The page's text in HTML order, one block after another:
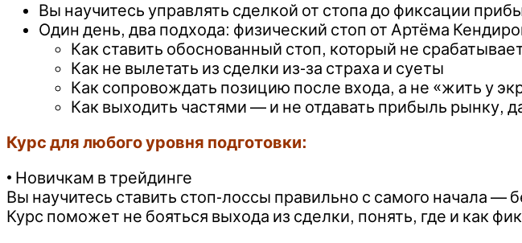
Вы научитесь управлять сделкой от стопа до фиксации
Один день, два подхода: физический стоп от Артёма
Как ставить обоснованный стоп, который не
Как не вылетать из сделки из-за страха и суеты
Как сопровождать позицию после входа, а не «жить у
Как выходить частями — и не отдавать прибыль рынку,
Курс для любого уровня подготовки:
• Новичкам в трейдинге
Вы научитесь ставить стоп-лоссы правильно с самого начала —
Курс поможет не бояться выхода из сделки, понять, где и как